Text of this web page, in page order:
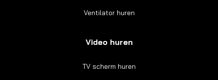
Ventilator huren
Video huren
TV scherm huren